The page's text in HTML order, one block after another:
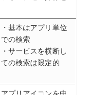
インストール可能
・アプリを起動して
から目的のコンテン
ツを探す必要あり
Androidベースの独